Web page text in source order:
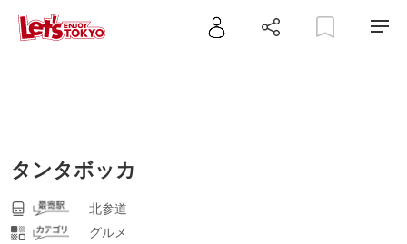
タンタボッカ
北参道
グルメ